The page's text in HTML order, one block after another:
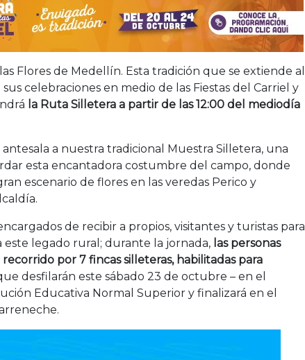
Flores de Medellín. Esta tradición que se extiende al
celebraciones en medio de las Fiestas del Carriel y
la Ruta Silletera a partir de las 12:00 del mediodía
a nuestra tradicional Muestra Silletera, una
esta encantadora costumbre del campo, donde
escenario de flores en las veredas Perico y
de recibir a propios, visitantes y turistas para
legado rural; durante la jornada, las personas
por 7 fincas silleteras, habilitadas para
desfilarán este sábado 23 de octubre – en el
Educativa Normal Superior y finalizará en el